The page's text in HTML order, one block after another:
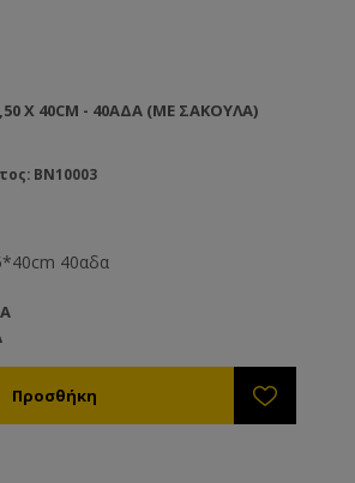
X 40CM - 40ΑΔΑ (ΜΕ ΣΑΚΟΎΛΑ)
BN10003
40αδα